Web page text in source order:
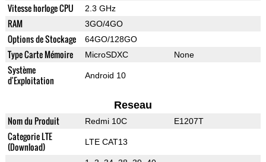
Vitesse horloge CPU 2.3 GHz
RAM 3GO/4GO
Options de Stockage 64GO/128GO
Type Carte Mémoire MicroSDXC None
Système
d'Exploitation
Android 10
Reseau
Nom du Produit Redmi 10C E1207T
Categorie LTE
(Download)
LTE CAT13